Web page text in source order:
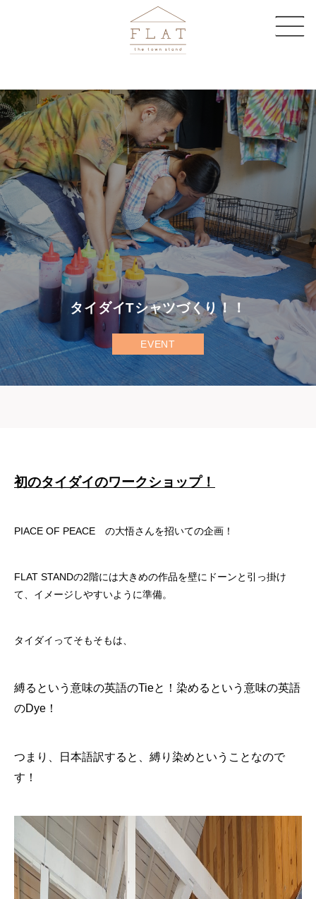
CAFE
SHARE SPACE
EC STORE
COMPANY
CONTACT
タイダイTシャツづくり！！
EVENT
初のタイダイのワークショップ！
PIACE OF PEACE の大悟さんを招いての企画！
FLAT STANDの2階には大きめの作品を壁にドーンと引っ掛け
て、イメージしやすいように準備。
タイダイってそもそもは、
縛るという意味の英語のTieと！ 染めるという意味の英語
のDye！
つまり、日本語訳すると、縛り染めということなので
す！